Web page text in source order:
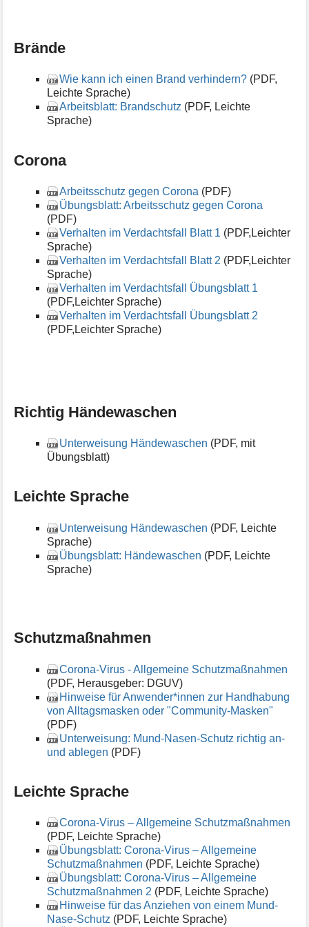
Brände
Wie kann ich einen Brand verhindern? (PDF,
Leichte Sprache)
Arbeitsblatt: Brandschutz (PDF, Leichte
Sprache)
Corona
Arbeitsschutz gegen Corona (PDF)
Übungsblatt: Arbeitsschutz gegen Corona
(PDF)
Verhalten im Verdachtsfall Blatt 1 (PDF,Leichter
Sprache)
Verhalten im Verdachtsfall Blatt 2 (PDF,Leichter
Sprache)
Verhalten im Verdachtsfall Übungsblatt 1
(PDF,Leichter Sprache)
Verhalten im Verdachtsfall Übungsblatt 2
(PDF,Leichter Sprache)
Richtig Händewaschen
Unterweisung Händewaschen (PDF, mit
Übungsblatt)
Leichte Sprache
Unterweisung Händewaschen (PDF, Leichte
Sprache)
Übungsblatt: Händewaschen (PDF, Leichte
Sprache)
Schutzmaßnahmen
Corona-Virus - Allgemeine Schutzmaßnahmen
(PDF, Herausgeber: DGUV)
Hinweise für Anwender*innen zur Handhabung
von Alltagsmasken oder "Community-Masken"
(PDF)
Unterweisung: Mund-Nasen-Schutz richtig an-
und ablegen (PDF)
Leichte Sprache
Corona-Virus – Allgemeine Schutzmaßnahmen
(PDF, Leichte Sprache)
Übungsblatt: Corona-Virus – Allgemeine
Schutzmaßnahmen (PDF, Leichte Sprache)
Übungsblatt: Corona-Virus – Allgemeine
Schutzmaßnahmen 2 (PDF, Leichte Sprache)
Hinweise für das Anziehen von einem Mund-
Nase-Schutz (PDF, Leichte Sprache)